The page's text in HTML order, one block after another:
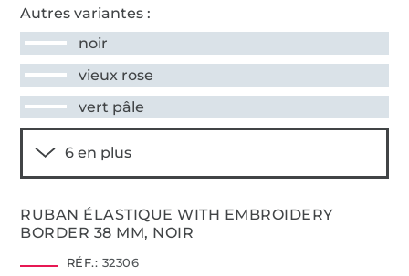
Autres variantes :
noir
vieux rose
vert pâle
RUBAN ÉLASTIQUE WITH EMBROIDERY
BORDER 38 MM, NOIR
RÉF.: 32306